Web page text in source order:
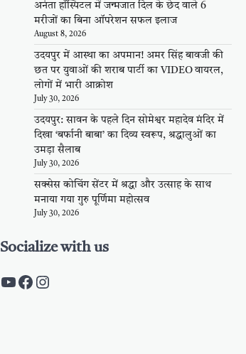
अनंता हॉस्पिटल में जन्मजात दिल के छेद वाले 6
मरीजों का बिना ऑपरेशन सफल इलाज
August 8, 2026
उदयपुर में आस्था का अपमान! अमर सिंह बावजी की
छत पर युवाओं की शराब पार्टी का VIDEO वायरल,
लोगों में भारी आक्रोश
July 30, 2026
उदयपुर: सावन के पहले दिन सोमेश्वर महादेव मंदिर में
दिखा ‘बर्फानी बाबा’ का दिव्य स्वरूप, श्रद्धालुओं का
उमड़ा सैलाब
July 30, 2026
सक्सेस कोचिंग सेंटर में श्रद्धा और उत्साह के साथ
मनाया गया गुरु पूर्णिमा महोत्सव
July 30, 2026
Socialize with us
https://www.youtube.com/c/
https://www.facebook.com/
Instagram